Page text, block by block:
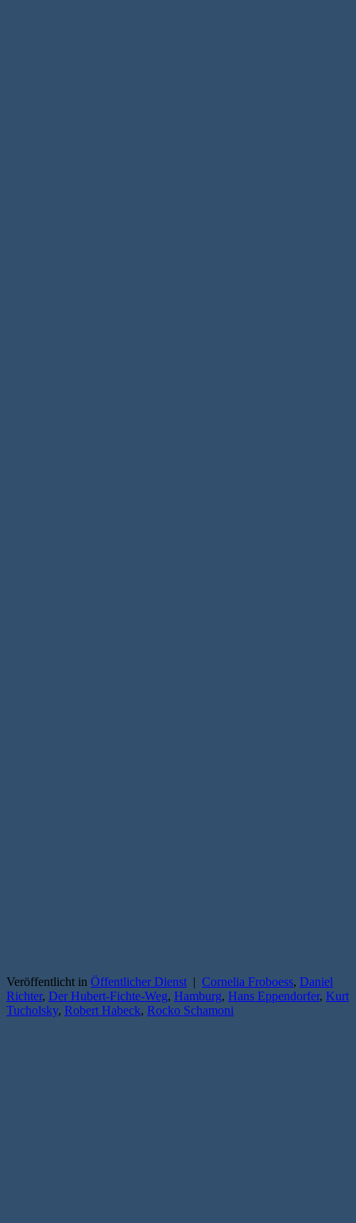
Veröffentlicht in Öffentlicher Dienst | Cornelia Froboess, Daniel
Richter, Der Hubert-Fichte-Weg, Hamburg, Hans Eppendorfer, Kurt
Tucholsky, Robert Habeck, Rocko Schamoni